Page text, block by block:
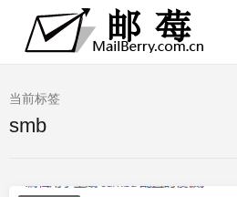
当前标签
smb